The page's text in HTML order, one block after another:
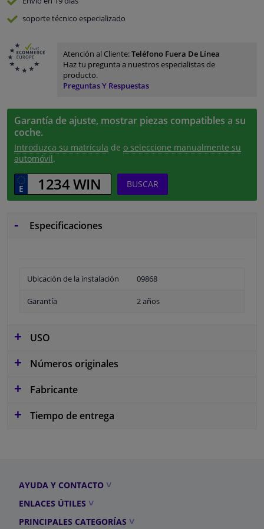
soporte técnico especializado
Atención al Cliente:Teléfono Fuera De Línea
Haz tu pregunta a nuestros especialistas de
producto.
Preguntas Y Respuestas
Garantía de ajuste, mostrar piezas compatibles a su
coche.
Introduzca su matrícula de o seleccione manualmente su
automóvil.
BUSCAR
Especificaciones
Ubicación de la instalación 09868
Garantía 2 años
USO
Números originales
Fabricante
Tiempo de entrega
AYUDA Y CONTACTO
ENLACES ÚTILES
PRINCIPALES CATEGORÍAS